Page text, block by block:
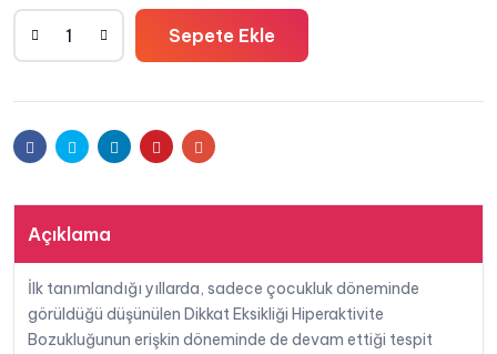
₺240,00.
fiyat:
Yetişkinlerde
DEHB
Osman
adet
Sepete Ekle
FacebookTwitter LinkedinPinterestE-
Açıklama
İlk tanımlandığı yıllarda, sadece çocukluk döneminde
görüldüğü düşünülen Dikkat Eksikliği Hiperaktivite
Bozukluğunun erişkin döneminde de devam ettiği tespit